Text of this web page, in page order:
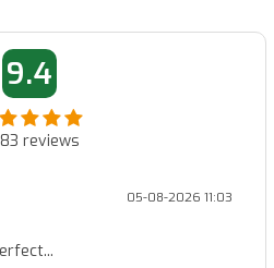
9.4
reviews
05-08-2026 11:03